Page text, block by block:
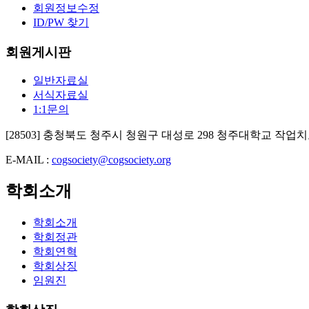
회원정보수정
ID/PW 찾기
회원게시판
일반자료실
서식자료실
1:1문의
[28503] 충청북도 청주시 청원구 대성로 298 청주대학교 작업
E-MAIL : cogsociety@cogsociety.org
학회소개
학회소개
학회정관
학회연혁
학회상징
임원진